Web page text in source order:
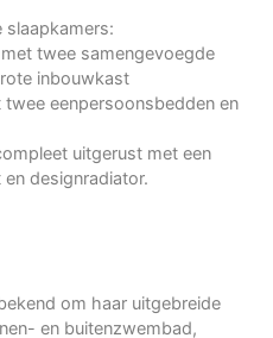
twee samengevoegde
inbouwkast
eenpersoonsbedden en
uitgerust met een
designradiator.
om haar uitgebreide
en buitenzwembad,